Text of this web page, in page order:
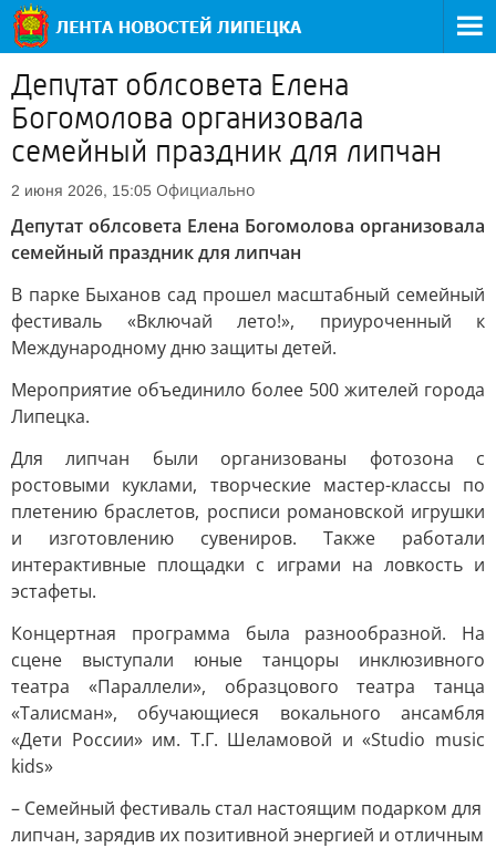
Депутат облсовета Елена
Богомолова организовала
семейный праздник для липчан
2 июня 2026, 15:05 Официально
Депутат облсовета Елена Богомолова организовала
семейный праздник для липчан
В парке Быханов сад прошел масштабный семейный
фестиваль «Включай лето!», приуроченный к
Международному дню защиты детей.
Мероприятие объединило более 500 жителей города
Липецка.
Для липчан были организованы фотозона с
ростовыми куклами, творческие мастер-классы по
плетению браслетов, росписи романовской игрушки
и изготовлению сувениров. Также работали
интерактивные площадки с играми на ловкость и
эстафеты.
Концертная программа была разнообразной. На
сцене выступали юные танцоры инклюзивного
театра «Параллели», образцового театра танца
«Талисман», обучающиеся вокального ансамбля
«Дети России» им. Т.Г. Шеламовой и «Studio music
kids»
– Семейный фестиваль стал настоящим подарком для
липчан, зарядив их позитивной энергией и отличным